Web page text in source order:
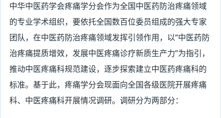
中华中医药学会疼痛学分会作为全国中医药防治疼痛领域
的专业学术组织，要依托全国数百位委员组成的强大专家
团队，在中医药防治疼痛领域发挥引领作用，以“中医药防
治疼痛提质增效，发展中医疼痛诊疗新质生产力”为指引，
推动中医疼痛科规范建设，逐步探索建立中医药疼痛科的
标准。基于此，疼痛学分会现面向全国各级医院开展疼痛
科、中医疼痛科开展情况调研。调研分为两部分：